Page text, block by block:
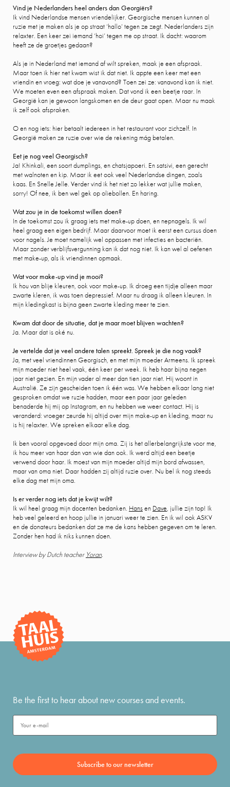
Vind je Nederlanders heel anders dan Georgiërs?
Ik vind Nederlandse mensen vriendelijker. Georgische mensen kunnen al
ruzie met je maken als je op straat ‘hallo’ tegen ze zegt. Nederlanders zijn
relaxter. Een keer zei iemand ‘hoi’ tegen me op straat. Ik dacht: waarom
heeft ze de groetjes gedaan?
Als je in Nederland met iemand af wilt spreken, maak je een afspraak.
Maar toen ik hier net kwam wist ik dat niet. Ik appte een keer met een
vriendin en vroeg: wat doe je vanavond? Toen zei ze: vanavond kan ik niet.
We moeten even een afspraak maken. Dat vond ik een beetje raar. In
Georgië kan je gewoon langskomen en de deur gaat open. Maar nu maak
ik zelf ook afspraken.
O en nog iets: hier betaalt iedereen in het restaurant voor zichzelf. In
Georgië maken ze ruzie over wie de rekening mág betalen.
Eet je nog veel Georgisch?
Ja! Khinkali, een soort dumplings, en chatsjapoeri. En satsivi, een gerecht
met walnoten en kip. Maar ik eet ook veel Nederlandse dingen, zoals
kaas. En Snelle Jelle. Verder vind ik het niet zo lekker wat jullie maken,
sorry! Of nee, ik ben wel gek op oliebollen. En haring.
Wat zou je in de toekomst willen doen?
In de toekomst zou ik graag iets met make-up doen, en nepnagels. Ik wil
heel graag een eigen bedrijf. Maar daarvoor moet ik eerst een cursus doen
voor nagels. Je moet namelijk wel oppassen met infecties en bacteriën.
Maar zonder verblijfsvergunning kan ik dat nog niet. Ik kan wel al oefenen
met make-up, als ik vriendinnen opmaak.
Wat voor make-up vind je mooi?
Ik hou van blije kleuren, ook voor make-up. Ik droeg een tijdje alleen maar
zwarte kleren, ik was toen depressief. Maar nu draag ik alleen kleuren. In
mijn kledingkast is bijna geen zwarte kleding meer te zien.
Kwam dat door de situatie, dat je maar moet blijven wachten?
Ja. Maar dat is oké nu.
Je vertelde dat je veel andere talen spreekt. Spreek je die nog vaak?
Ja, met veel vriendinnen Georgisch, en met mijn moeder Armeens. Ik spreek
mijn moeder niet heel vaak, één keer per week. Ik heb haar bijna negen
jaar niet gezien. En mijn vader al meer dan tien jaar niet. Hij woont in
Australië. Ze zijn gescheiden toen ik één was. We hebben elkaar lang niet
gesproken omdat we ruzie hadden, maar een paar jaar geleden
benaderde hij mij op Instagram, en nu hebben we weer contact. Hij is
veranderd: vroeger zeurde hij altijd over mijn make-up en kleding, maar nu
is hij relaxter. We spreken elkaar elke dag.
Ik ben vooral opgevoed door mijn oma. Zij is het allerbelangrijkste voor me,
ik hou meer van haar dan van wie dan ook. Ik werd altijd een beetje
verwend door haar. Ik moest van mijn moeder altijd mijn bord afwassen,
maar van oma niet. Daar hadden zij altijd ruzie over. Nu bel ik nog steeds
elke dag met mijn oma.
Is er verder nog iets dat je kwijt wilt?
Ik wil heel graag mijn docenten bedanken. Hansen Dave, jullie zijn top! Ik
heb veel geleerd en hoop jullie in januari weer te zien. En ik wil ook ASKV
en de donateurs bedanken dat ze me de kans hebben gegeven om te leren.
Zonder hen had ik niks kunnen doen.
Interview by Dutch teacher Yoran.
Be the first to hear about new courses and events.